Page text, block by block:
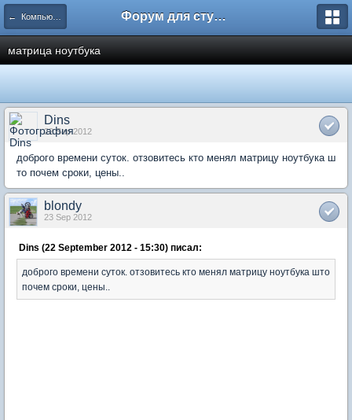
← Компьютеры и Интернет Форум для студента СГА
матрица ноутбука
Dins
22 Sep 2012
доброго времени суток. отзовитесь кто менял матрицу ноутбука ш
то почем сроки, цены..
blondy
23 Sep 2012
Dins (22 September 2012 - 15:30) писал:
доброго времени суток. отзовитесь кто менял матрицу ноутбука што
почем сроки, цены..